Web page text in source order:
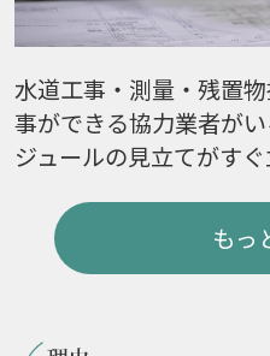
水道工事・測量・残置
事ができる協力業者が
ジュールの見立てがすぐ
もっ